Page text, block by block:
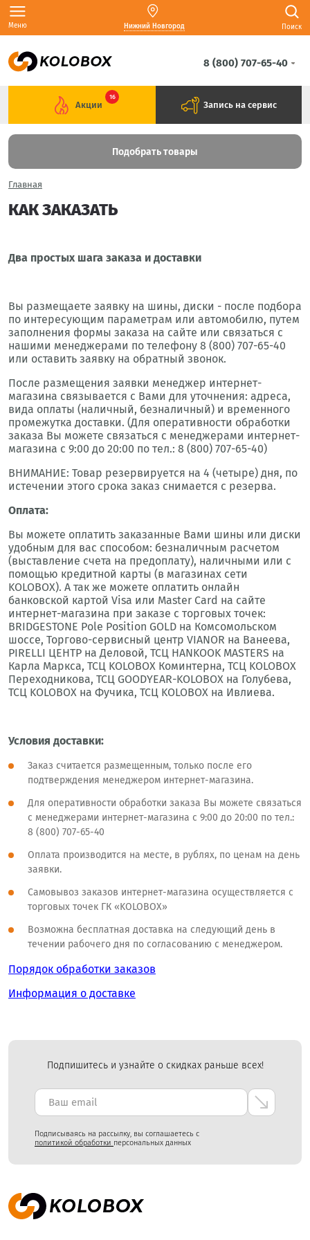
Меню Нижний Новгород Поиск
8 (800) 707-65-40
Акции
16
Запись на сервис
Подобрать товары
Главная
КАК ЗАКАЗАТЬ
Два простых шага заказа и доставки
Вы размещаете заявку на шины, диски - после подбора
по интересующим параметрам или автомобилю, путем
заполнения формы заказа на сайте или связаться с
нашими менеджерами по телефону 8 (800) 707-65-40
или оставить заявку на обратный звонок.
После размещения заявки менеджер интернет-
магазина связывается с Вами для уточнения: адреса,
вида оплаты (наличный, безналичный) и временного
промежутка доставки. (Для оперативности обработки
заказа Вы можете связаться с менеджерами интернет-
магазина с 9:00 до 20:00 по тел.: 8 (800) 707-65-40)
ВНИМАНИЕ: Товар резервируется на 4 (четыре) дня, по
истечении этого срока заказ снимается с резерва.
Оплата:
Вы можете оплатить заказанные Вами шины или диски
удобным для вас способом: безналичным расчетом
(выставление счета на предоплату), наличными или с
помощью кредитной карты (в магазинах сети
KOLOBOX). А так же можете оплатить онлайн
банковской картой Visa или Master Card на сайте
интернет-магазина при заказе с торговых точек:
BRIDGESTONE Pole Position GOLD на Комсомольском
шоссе, Торгово-сервисный центр VIANOR на Ванеева,
PIRELLI ЦЕНТР на Деловой, ТСЦ HANKOOK MASTERS на
Карла Маркса, ТСЦ KOLOBOX Коминтерна, ТСЦ KOLOBOX
Переходникова, ТСЦ GOODYEAR-KOLOBOX на Голубева,
ТСЦ KOLOBOX на Фучика, ТСЦ KOLOBOX на Ивлиева.
Условия доставки:
Заказ считается размещенным, только после его
подтверждения менеджером интернет-магазина.
Для оперативности обработки заказа Вы можете связаться
с менеджерами интернет-магазина с 9:00 до 20:00 по тел.:
8 (800) 707-65-40
Оплата производится на месте, в рублях, по ценам на день
заявки.
Самовывоз заказов интернет-магазина осуществляется с
торговых точек ГК «KOLOBOX»
Возможна бесплатная доставка на следующий день в
течении рабочего дня по согласованию с менеджером.
Порядок обработки заказов
Информация о доставке
Подпишитесь и узнайте о скидках раньше всех!
Подписываясь на рассылку, вы соглашаетесь с
политикой обработки персональных данных